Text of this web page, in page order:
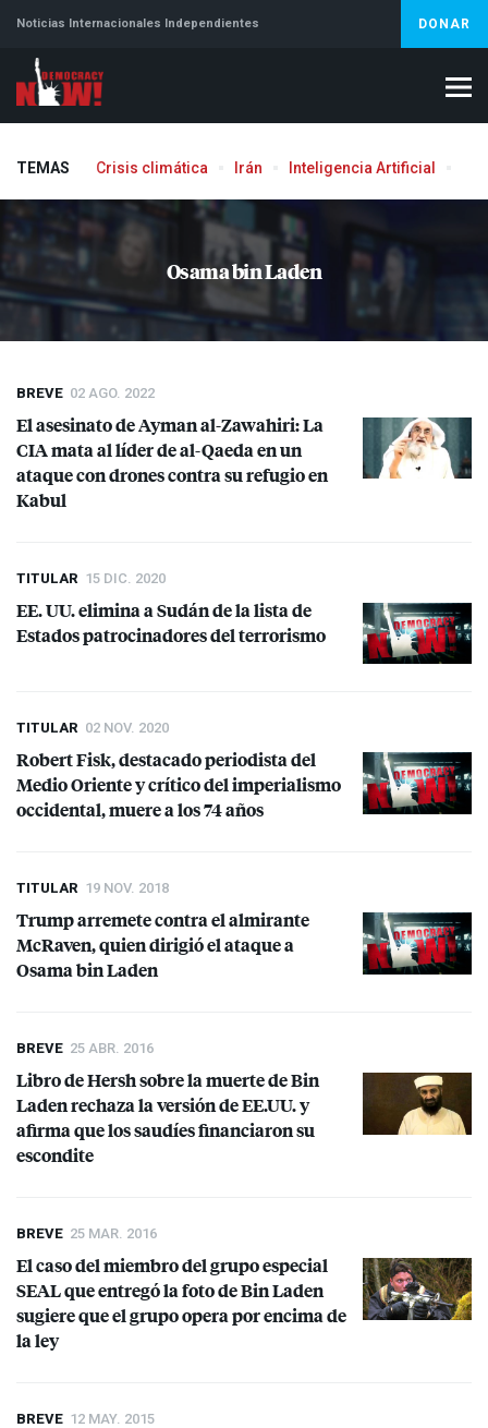
Noticias Internacionales Independientes DONAR
TEMAS Crisis climática Irán Inteligencia Artificial
Osama bin Laden
BREVE 02 AGO. 2022
El asesinato de Ayman al-Zawahiri: La
CIAmata al líder de al-Qaeda en un
ataque con drones contra su refugio en
Kabul
TITULAR 15 DIC. 2020
EE. UU. elimina a Sudán de la lista de
Estados patrocinadores del terrorismo
TITULAR 02 NOV. 2020
Robert Fisk, destacado periodista del
Medio Oriente y crítico del imperialismo
occidental, muere a los 74 años
TITULAR 19 NOV. 2018
Trump arremete contra el almirante
McRaven, quien dirigió el ataque a
Osama bin Laden
BREVE 25 ABR. 2016
Libro de Hersh sobre la muerte de Bin
Laden rechaza la versión de EE.UU. y
afirma que los saudíes financiaron su
escondite
BREVE 25 MAR. 2016
El caso del miembro del grupo especial
SEALque entregó la foto de Bin Laden
sugiere que el grupo opera por encima de
la ley
BREVE 12 MAY. 2015